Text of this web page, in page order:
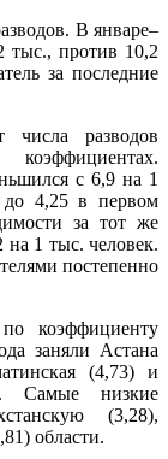
В январе–
тыс., против 10,2
за последние
числа разводов
с 6,9 на 1
до 4,25 в первом
за тот же
на 1 тыс. человек.
постепенно
коэффициенту
заняли Астана
(4,73) и
Самые низкие
(3,28),
области.